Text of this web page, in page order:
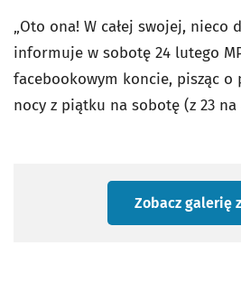
„Oto ona! W całej swojej, nieco
informuje w sobotę 24 lutego
facebookowym koncie, pisząc o
nocy z piątku na sobotę (z 23 na
Zobacz galerię